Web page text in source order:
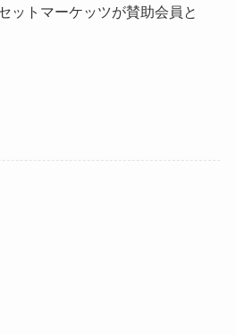
ットマーケッツが賛助会員と